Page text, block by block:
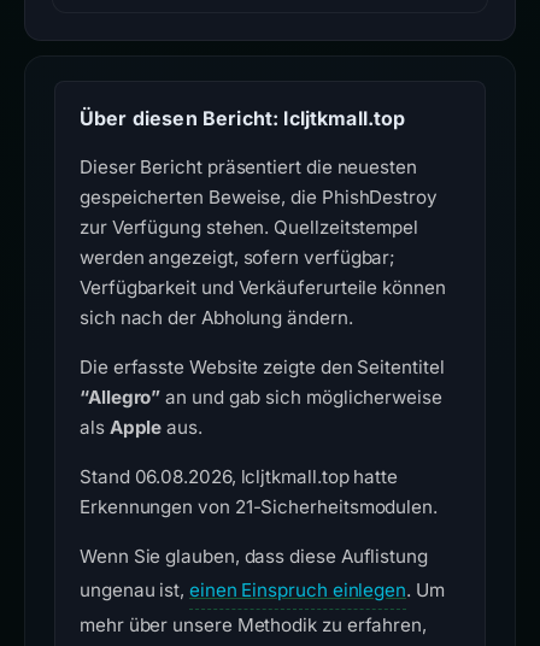
Über diesen Bericht: lcljtkmall.top
Dieser Bericht präsentiert die neuesten
gespeicherten Beweise, die PhishDestroy
zur Verfügung stehen. Quellzeitstempel
werden angezeigt, sofern verfügbar;
Verfügbarkeit und Verkäuferurteile können
sich nach der Abholung ändern.
Die erfasste Website zeigte den Seitentitel
“Allegro” an und gab sich möglicherweise
als Apple aus.
Stand 06.08.2026, lcljtkmall.top hatte
Erkennungen von 21-Sicherheitsmodulen.
Wenn Sie glauben, dass diese Auflistung
ungenau ist, einen Einspruch einlegen. Um
mehr über unsere Methodik zu erfahren,